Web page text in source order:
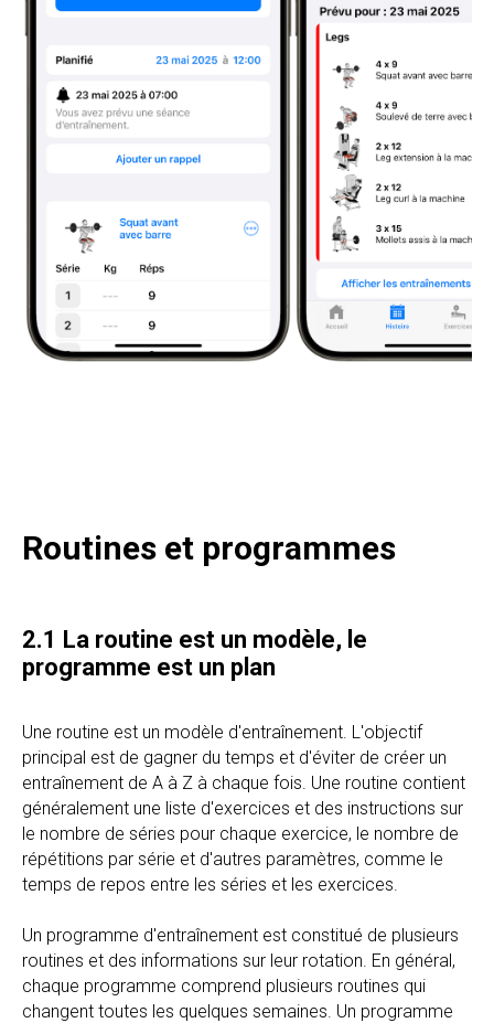
Routines et programmes
2.1 La routine est un modèle, le
programme est un plan
Une routine est un modèle d'entraînement. L'objectif
principal est de gagner du temps et d'éviter de créer un
entraînement de A à Z à chaque fois. Une routine contient
généralement une liste d'exercices et des instructions sur
le nombre de séries pour chaque exercice, le nombre de
répétitions par série et d'autres paramètres, comme le
temps de repos entre les séries et les exercices.
Un programme d'entraînement est constitué de plusieurs
routines et des informations sur leur rotation. En général,
chaque programme comprend plusieurs routines qui
changent toutes les quelques semaines. Un programme